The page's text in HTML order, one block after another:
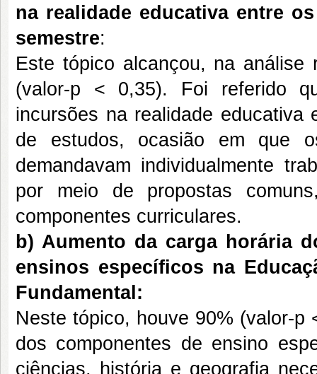
na realidade educativa entre
semestre:
Este tópico alcançou, na
(valor-p < 0,35). Foi referido
incursões na realidade
de estudos, ocasião em que
demandavam individualmente
por meio de propostas
componentes curriculares.
b) Aumento da carga horária
ensinos específicos na
Fundamental:
Neste tópico, houve 90% (valor-p
dos componentes de ensino
ciências, história e geografia